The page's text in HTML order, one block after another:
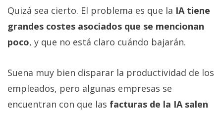
Quizá sea cierto. El problema es que la IA tiene
grandes costes asociados que se mencionan
poco, y que no está claro cuándo bajarán.
Suena muy bien disparar la productividad de los
empleados, pero algunas empresas se
encuentran con que las facturas de la IA salen